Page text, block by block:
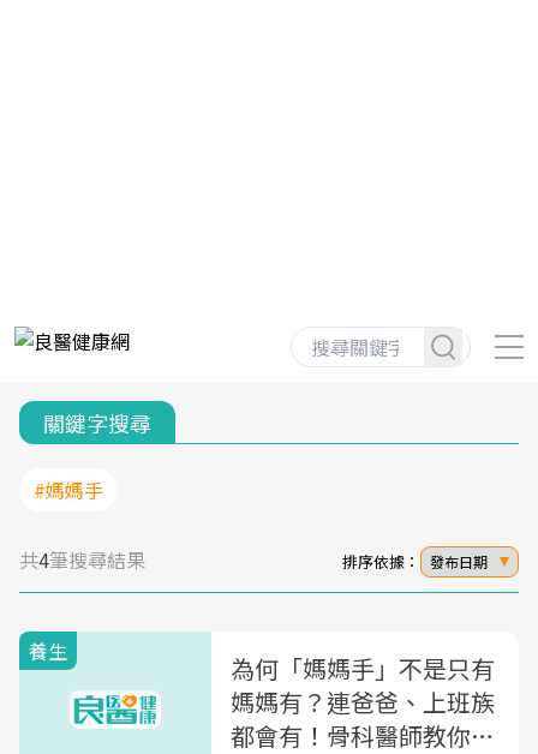
關鍵字搜尋
#媽媽手
共4筆搜尋結果 排序依據： 發布日期
養生
為何「媽媽手」不是只有
媽媽有？連爸爸、上班族
都會有！骨科醫師教你